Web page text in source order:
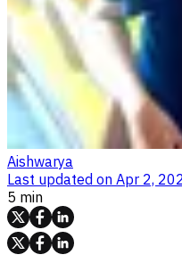
Aishwarya
Last updated on Apr 2,
5 min